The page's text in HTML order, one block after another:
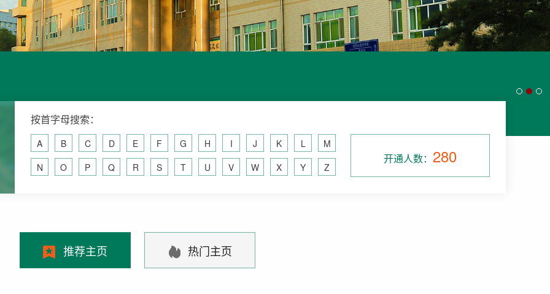
按首字母搜索：
A B C D E F G H I J K L
M
N
O P Q R S T U V W X Y Z
开通人数： 280
推荐主页 热门主页